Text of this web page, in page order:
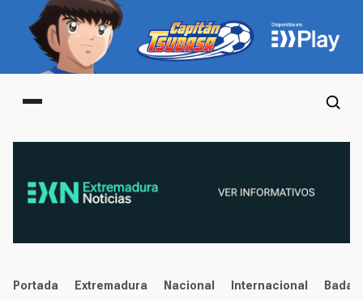
Main menu
noticias
Portada Extremadura Nacional Internacional